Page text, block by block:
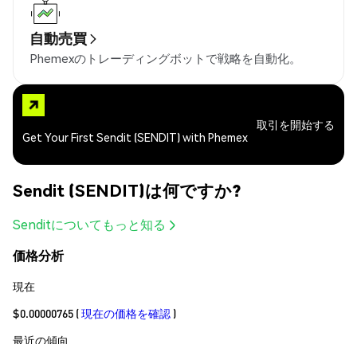
自動売買
Phemexのトレーディングボットで戦略を自動化。
Get Your First Sendit (SENDIT) with Phemex
取引を開始する
Sendit (SENDIT)は何ですか?
Senditについてもっと知る
価格分析
現在
$0.00000765 (現在の価格を確認 )
最近の傾向